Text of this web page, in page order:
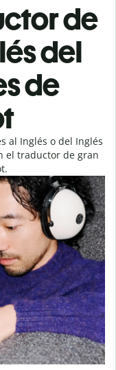
de
del
de
al Inglés o del Inglés
el traductor de gran